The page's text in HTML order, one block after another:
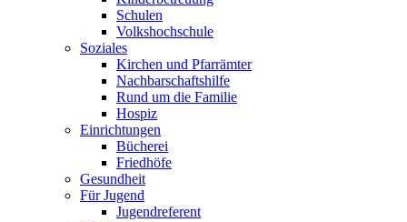
Schulen
Volkshochschule
Soziales
Kirchen und Pfarrämter
Nachbarschaftshilfe
Rund um die Familie
Hospiz
Einrichtungen
Bücherei
Friedhöfe
Gesundheit
Für Jugend
Jugendreferent